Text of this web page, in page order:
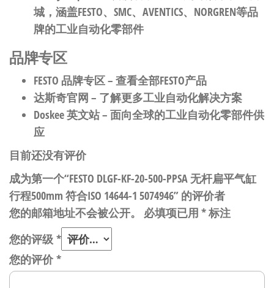
城，涵盖FESTO、SMC、AVENTICS、NORGREN等品
牌的工业自动化零部件
品牌专区
FESTO 品牌专区– 查看全部FESTO产品
达斯奇官网 – 了解更多工业自动化解决方案
Doskee 英文站– 面向全球的工业自动化零部件供
应
目前还没有评价
成为第一个“FESTO DLGF-KF-20-500-PPSA 无杆扁平气缸
行程500mm 符合ISO 14644-1 5074946” 的评价者
您的邮箱地址不会被公开。
必填项已用 *标注
您的评级 *
您的评价*